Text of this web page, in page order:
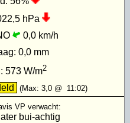
hPa
0,0 km/h
0,0 mm
573 W/m2
(Max: 3,0@ 11:02)
VP verwacht:
bui-achtig